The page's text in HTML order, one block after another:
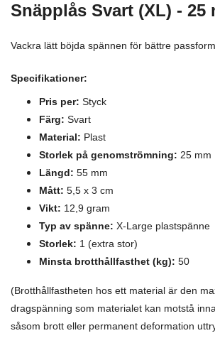
Snäpplås Svart (XL) - 25
Vackra lätt böjda spännen för bättre
Specifikationer:
Pris per: Styck
Färg: Svart
Material: Plast
Storlek på genomströmning: 25 mm
Längd: 55 mm
Mått: 5,5 x 3 cm
Vikt: 12,9 gram
Typ av spänne: X-Large plastspänne
Storlek: 1 (extra stor)
Minsta brotthållfasthet (kg): 50
(Brotthållfastheten hos ett material är den
dragspänning som materialet kan motstå
såsom brott eller permanent deformation